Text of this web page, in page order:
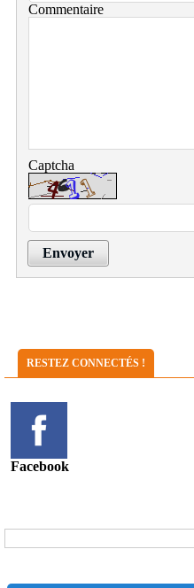
Commentaire
Captcha
Envoyer
RESTEZ CONNECTÉS !
Facebook